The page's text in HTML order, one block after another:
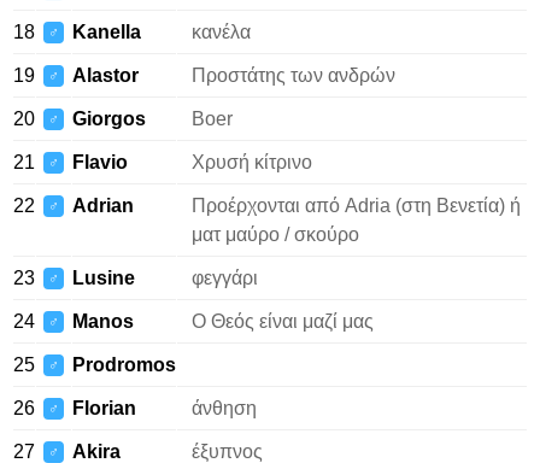
18 ♂ Kanella κανέλα
19 ♂ Alastor Προστάτης των ανδρών
20 ♂ Giorgos Boer
21 ♂ Flavio Χρυσή κίτρινο
22 ♂ Adrian
Προέρχονται από Adria (στη Βενετία) ή
ματ μαύρο / σκούρο
23 ♂ Lusine φεγγάρι
24 ♂ Manos Ο Θεός είναι μαζί μας
25 ♂ Prodromos
26 ♂ Florian άνθηση
27 ♂ Akira έξυπνος